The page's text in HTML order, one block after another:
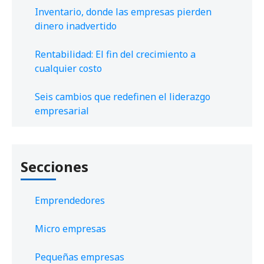
Inventario, donde las empresas pierden
dinero inadvertido
Rentabilidad: El fin del crecimiento a
cualquier costo
Seis cambios que redefinen el liderazgo
empresarial
Secciones
Emprendedores
Micro empresas
Pequeñas empresas